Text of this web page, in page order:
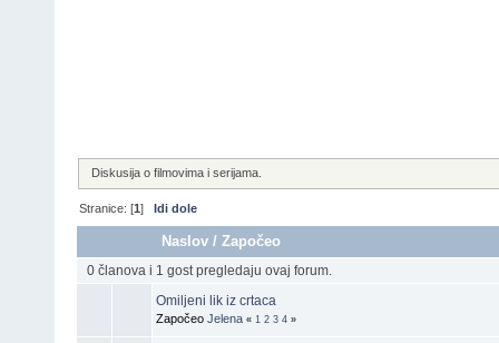
Diskusija o filmovima i serijama.
Stranice: [1]Idi dole
Naslov /Započeo
0 članova i 1 gost pregledaju ovaj forum.
Omiljeni lik iz crtaca
Započeo Jelena « 1 2 3 4 »